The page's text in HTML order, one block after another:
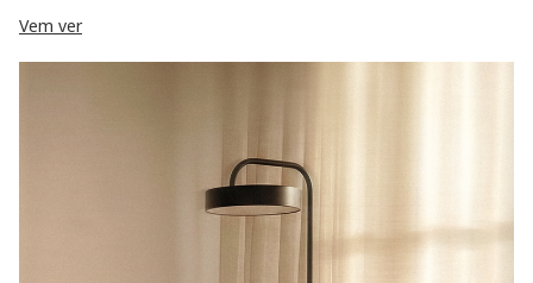
Vem ver